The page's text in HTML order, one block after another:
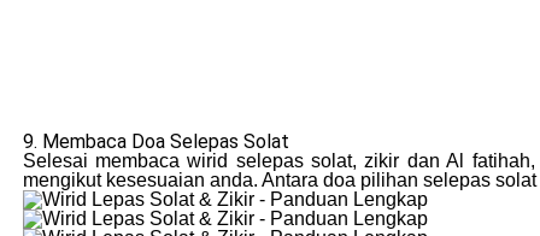
9. Membaca Doa Selepas Solat
Selesai membaca wirid selepas solat, zikir dan Al
mengikut kesesuaian anda. Antara doa pilihan selepas